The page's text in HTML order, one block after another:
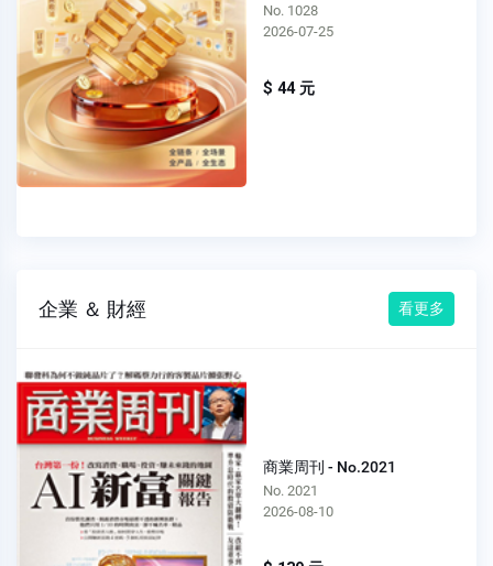
No. 1028
2026-07-25
$ 44 元
企業 ＆ 財經 看更多
商業周刊 - No.2021
No. 2021
2026-08-10